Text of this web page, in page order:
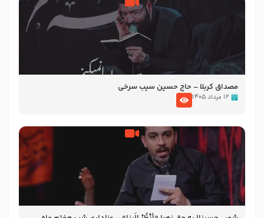
مصداق کربلا – حاج حسین سیب سرخی
۱۲ مرداد ۱۴۰۵